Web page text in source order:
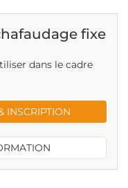
fixe
dans le cadre
INSCRIPTION